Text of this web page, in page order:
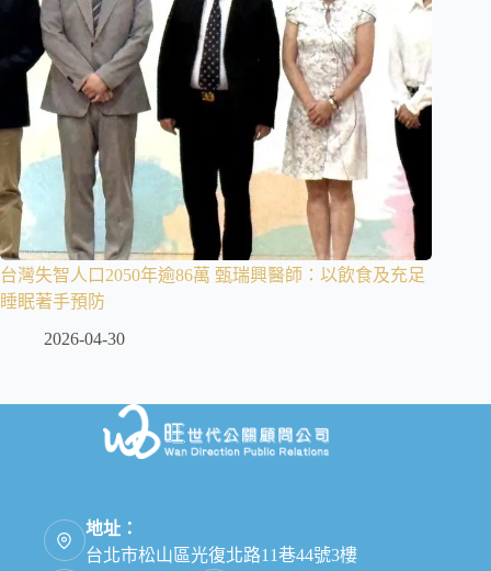
台灣失智人口2050年逾86萬 甄瑞興醫師：以飲食及充足
睡眠著手預防
2026-04-30
地址：
台北市松山區光復北路11巷44號3樓